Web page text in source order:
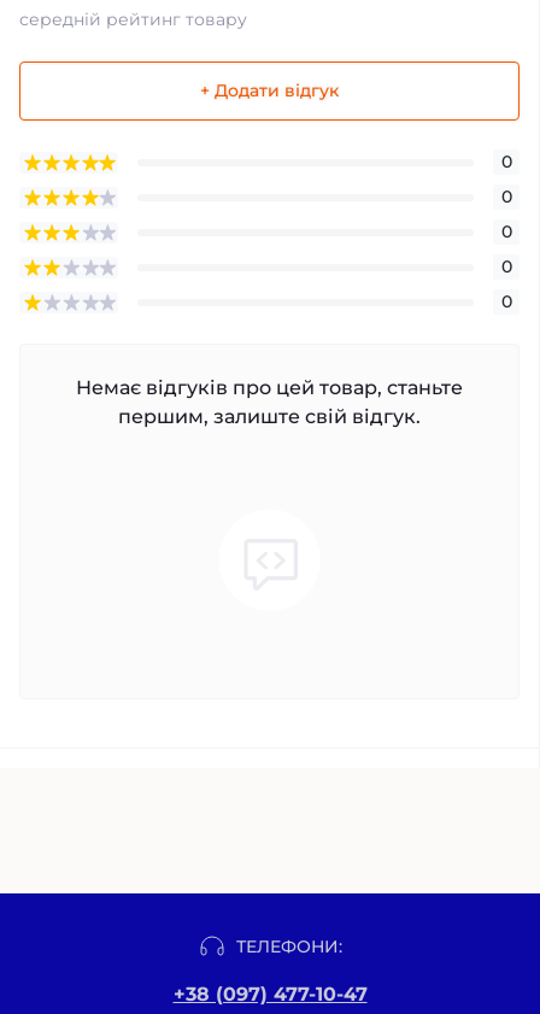
середній рейтинг товару
+ Додати відгук
0
0
0
0
0
Немає відгуків про цей товар, станьте
першим, залиште свій відгук.
ТЕЛЕФОНИ:
+38 (097) 477-10-47